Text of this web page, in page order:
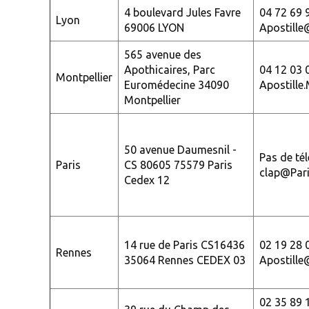
Lyon
4 boulevard Jules Favre
69006 LYON
04 72 69
Montpellier
565 avenue des
Apothicaires, Parc
Euromédecine 34090
Montpellier
04 12 03
Paris
50 avenue Daumesnil -
CS 80605 75579 Paris
Cedex 12
Pas de
Rennes
14 rue de Paris CS16436
35064 Rennes CEDEX 03
02 19 28
02 35 89